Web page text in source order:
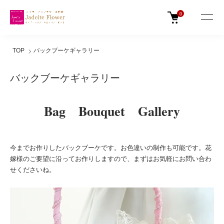
0
TOP バックブーケギャラリー
バックブーケギャラリー
Bag Bouquet Gallery
今までお作りしたバックブーケです。お色違いの制作も可能です。花
嫁様のご要望に沿ってお作りしますので、まずはお気軽にお問い合わ
せくださいね。